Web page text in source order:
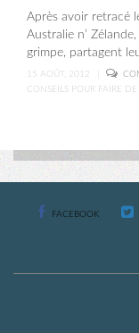
Après avoir retracé
Australie n’
grimpe, partagent
15 AOÛT, 2012
CONSEILS POUR FAIRE DE
FACEBOOK